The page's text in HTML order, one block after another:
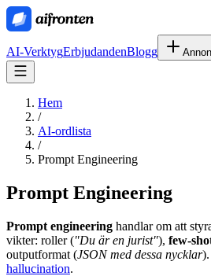
AI-VerktygErbjudandenBlogg
Hem
/
AI-ordlista
/
Prompt Engineering
Prompt Engineering
Prompt engineering handlar om att
vikter: roller ("Du är en jurist"), few-
outputformat (JSON med dessa nycklar
hallucination.